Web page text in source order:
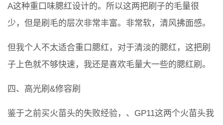
A这种重口味腮红设计的。所以这两把刷子的毛量很
少，但是刷毛的层次非常丰富。非常软，清风拂面感。
但我个人不太适合重口腮红，对于清淡的腮红，这把刷
子上色就不够快速，我还是喜欢毛量大一些的腮红刷。
四、高光刷&修容刷
鉴于之前买火苗头的失败经验，、GP11这两个火苗头我